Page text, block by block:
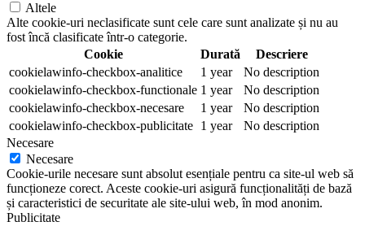
Altele
Alte cookie-uri neclasificate sunt cele care sunt analizate și nu au
fost încă clasificate într-o categorie.
Cookie
Durată
Descriere
cookielawinfo-checkbox-analitice
1 year
No description
cookielawinfo-checkbox-functionale 1 year
No description
cookielawinfo-checkbox-necesare
1 year
No description
cookielawinfo-checkbox-publicitate 1 year
No description
Necesare
Necesare
Cookie-urile necesare sunt absolut esențiale pentru ca site-ul web să
funcționeze corect. Aceste cookie-uri asigură funcționalități de bază
și caracteristici de securitate ale site-ului web, în mod anonim.
Publicitate